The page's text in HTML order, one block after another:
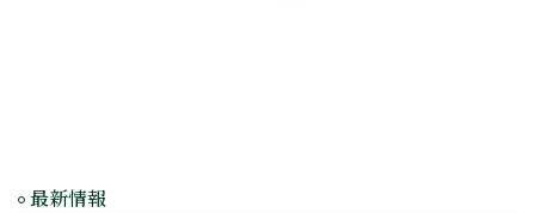
最新情報